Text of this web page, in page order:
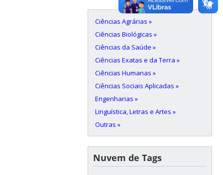
Ciências Agrárias »
Ciências Biológicas »
Ciências da Saúde »
Ciências Exatas e da Terra »
Ciências Humanas »
Ciências Sociais Aplicadas »
Engenharias »
Linguística, Letras e Artes »
Outras »
Nuvem de Tags